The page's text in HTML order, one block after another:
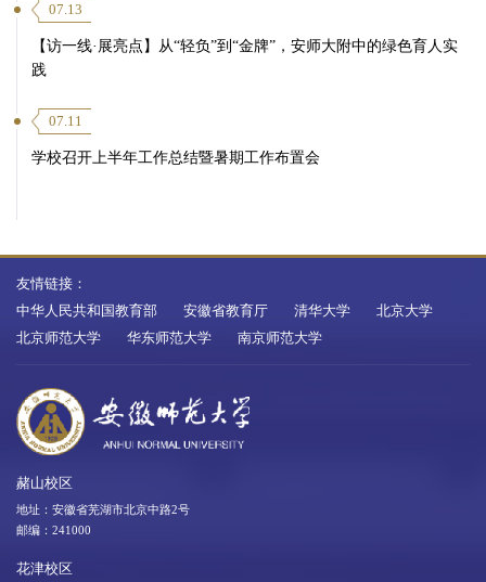
07.13
【访一线·展亮点】从“轻负”到“金牌”，安师大附中的绿色育人实
践
07.11
学校召开上半年工作总结暨暑期工作布置会
友情链接：
中华人民共和国教育部
安徽省教育厅 清华大学
北京大学
北京师范大学
华东师范大学 南京师范大学
赭山校区
地址：安徽省芜湖市北京中路2号
邮编：241000
花津校区